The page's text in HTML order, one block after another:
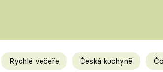
Rychlé večeře Česká kuchyně